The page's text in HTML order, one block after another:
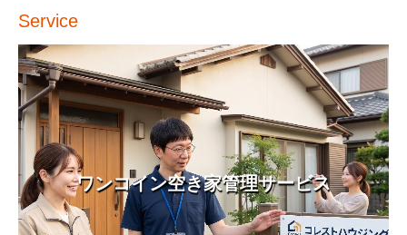
Service
ワンコイン空き家管理サービス